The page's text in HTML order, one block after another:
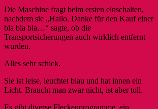
Die Maschine fragt beim ersten einschalten,
nachdem sie „Hallo. Danke für den Kauf einer
bla bla bla…“ sagte, ob die
Transportsicherungen auch wirklich entfernt
wurden.
Alles sehr schick.
Sie ist leise, leuchtet blau und hat innen ein
Licht. Braucht man zwar nicht, ist aber toll.